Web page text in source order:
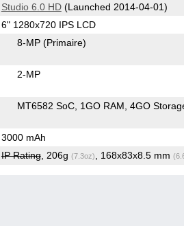
Studio 6.0 HD(Launched 2014-04-01)
6" 1280x720 IPS LCD
8-MP (Primaire)
2-MP
MT6582 SoC 1GO RAM 4GO
3000 mAh
IP Rating, 206g (7.3oz) , 168x83x8.5 mm